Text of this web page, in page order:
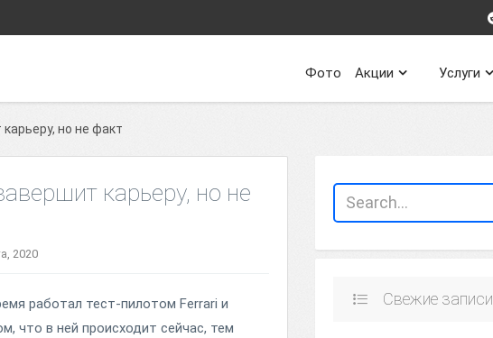
Услуги
Акции
Фото
но не факт
карьеру, но не
2020
работал тест-пилотом Ferrari и
что в ней происходит сейчас, тем
Свежие записи